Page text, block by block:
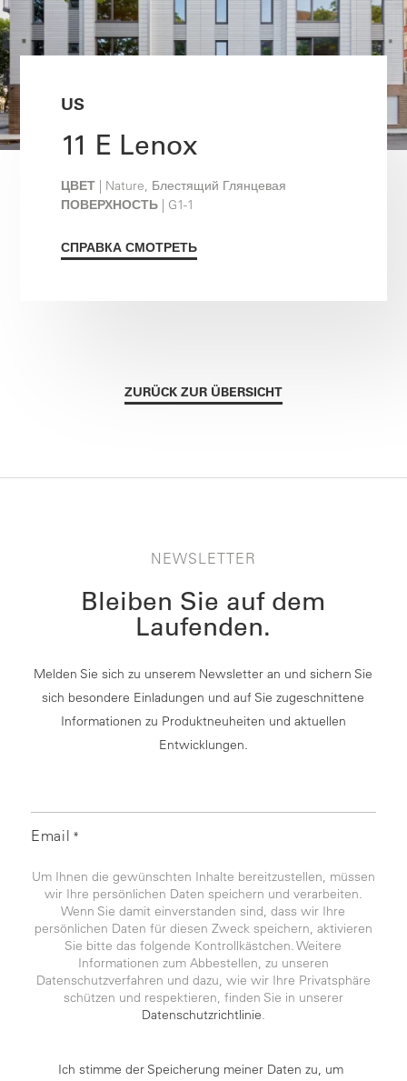
US
11 E Lenox
ЦВЕТ | Nature, Блестящий Глянцевая
ПОВЕРХНОСТЬ | G1-1
СПРАВКА СМОТРЕТЬ
ZURÜCK ZUR ÜBERSICHT
NEWSLETTER
Bleiben Sie auf dem
Laufenden.
Melden Sie sich zu unserem Newsletter an und sichern Sie
sich besondere Einladungen und auf Sie zugeschnittene
Informationen zu Produktneuheiten und aktuellen
Entwicklungen.
Email *
Um Ihnen die gewünschten Inhalte bereitzustellen, müssen
wir Ihre persönlichen Daten speichern und verarbeiten.
Wenn Sie damit einverstanden sind, dass wir Ihre
persönlichen Daten für diesen Zweck speichern, aktivieren
Sie bitte das folgende Kontrollkästchen. Weitere
Informationen zum Abbestellen, zu unseren
Datenschutzverfahren und dazu, wie wir Ihre Privatsphäre
schützen und respektieren, finden Sie in unserer
Datenschutzrichtlinie.
Ich stimme der Speicherung meiner Daten zu, um